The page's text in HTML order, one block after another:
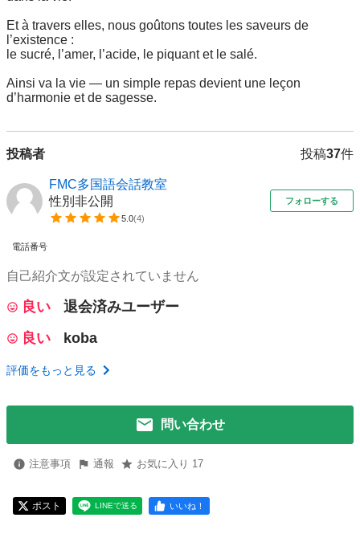
Et à travers elles, nous goûtons toutes les saveurs de
l’existence :
le sucré, l’amer, l’acide, le piquant et le salé.
Ainsi va la vie — un simple repas devient une leçon
d’harmonie et de sagesse.
投稿者 投稿37件
FMC多国語会話教室
性別非公開
5.0(4)
フォローする
電話番号
自己紹介文が設定されていません
良い
退会済みユーザー
良い
koba
評価をもっと見る
問い合わせ
注意事項 通報 お気に入り 17
ポスト LINEで送る いいね！